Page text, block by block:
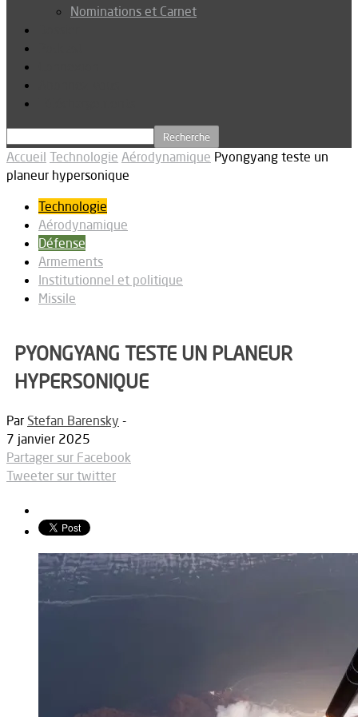
Nominations et Carnet
Accueil Technologie Aérodynamique Pyongyang teste un
planeur hypersonique
Technologie
Aérodynamique
Défense
Armements
Institutionnel et politique
Missile
PYONGYANG TESTE UN PLANEUR
HYPERSONIQUE
Par Stefan Barensky -
7 janvier 2025
Partager sur Facebook
Tweeter sur twitter